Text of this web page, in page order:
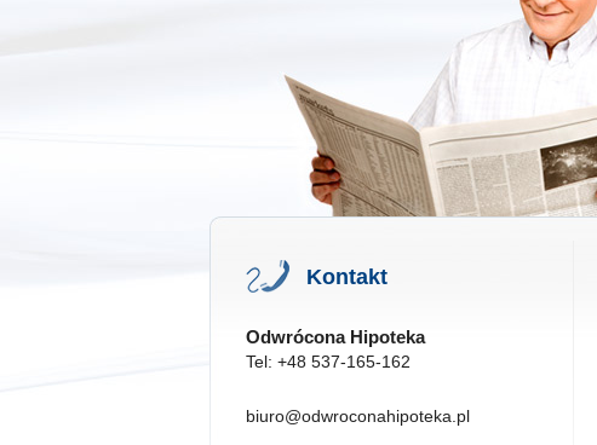
Kontakt
Odwrócona Hipoteka
Tel: +48 537-165-162
biuro@odwroconahipoteka.pl